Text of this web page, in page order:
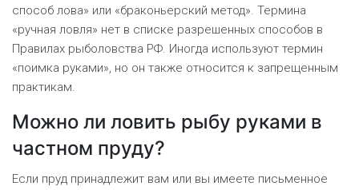
способ лова» или «браконьерский метод». Термина
«ручная ловля» нет в списке разрешенных способов в
Правилах рыболовства РФ. Иногда используют термин
«поимка руками», но он также относится к запрещенным
практикам.
Можно ли ловить рыбу руками в
частном пруду?
Если пруд принадлежит вам или вы имеете письменное